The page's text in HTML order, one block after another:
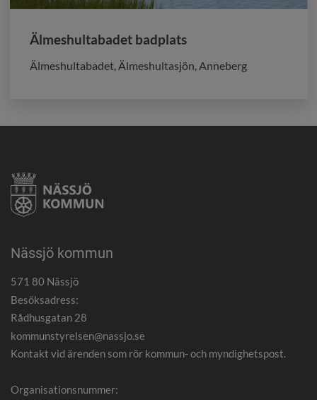
Älmeshultabadet badplats
Älmeshultabadet, Älmeshultasjön, Anneberg
Nässjö kommun
571 80 Nässjö
Besöksadress:
Rådhusgatan 28
kommunstyrelsen@nassjo.se
Kontakt vid ärenden som rör kommun- och myndighetspost.
Organisationsnummer: